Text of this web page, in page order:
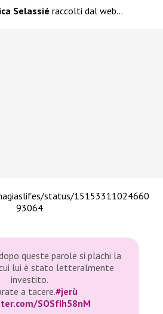
Selassié raccolti dal web…
status/15153311024660
93064
queste parole si plachi la
lui è stato letteralmente
investito.
a tacere.#jerù
SOSfIh58nM